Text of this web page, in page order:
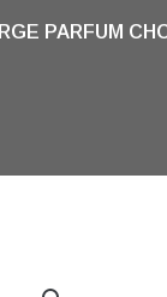
PARFUM